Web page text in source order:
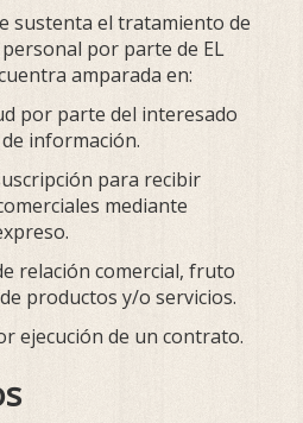
sustenta el tratamiento de
por parte de EL
amparada en:
por parte del interesado
información.
para recibir
mediante
relación comercial, fruto
productos y/o servicios.
ejecución de un contrato.